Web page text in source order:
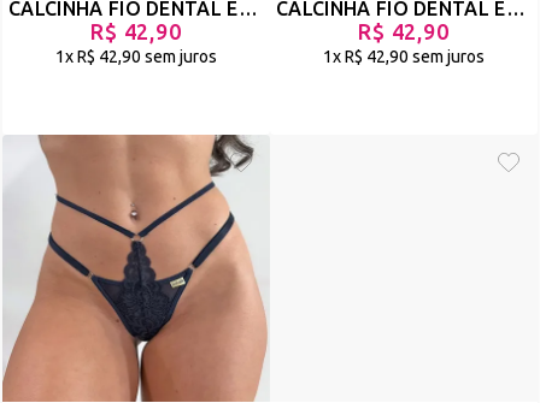
CALCINHA FIO DENTAL EM RENDA COM TIRAS NA CINTURA - TRIDENTE - PRETO - REF 1459
R$ 42,90
1xR$ 42,90 sem juros
CALCINHA FIO DENTAL EM RENDA COM TIRAS NA CINTURA - TRIDENTE - BRANCO - REF 1458
R$ 42,90
1xR$ 42,90 sem juros